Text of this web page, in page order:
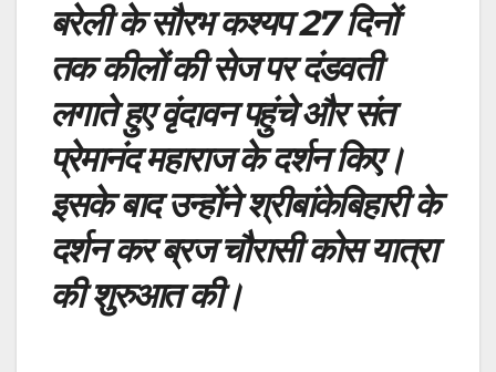
बरेली के सौरभ कश्यप 27 दिनों
तक कीलों की सेज पर दंडवती
लगाते हुए वृंदावन पहुंचे और संत
प्रेमानंद महाराज के दर्शन किए।
इसके बाद उन्होंने श्रीबांकेबिहारी के
दर्शन कर ब्रज चौरासी कोस यात्रा
की शुरुआत की।